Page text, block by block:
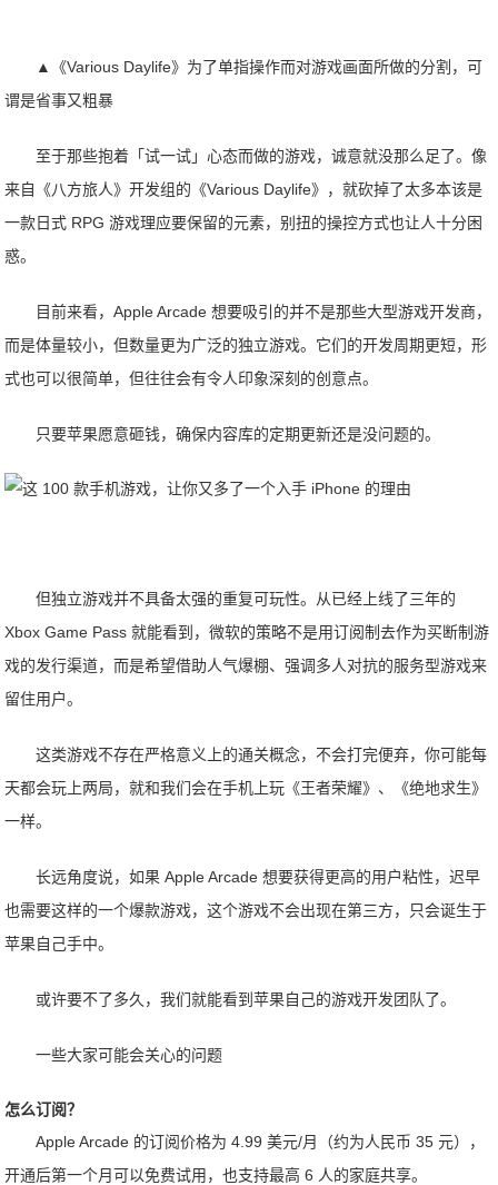
▲《Various Daylife》为了单指操作而对游戏画面所做的分割，可
谓是省事又粗暴
至于那些抱着「试一试」心态而做的游戏，诚意就没那么足了。像
来自《八方旅人》开发组的《Various Daylife》，就砍掉了太多本该是
一款日式 RPG 游戏理应要保留的元素，别扭的操控方式也让人十分困
惑。
目前来看，Apple Arcade 想要吸引的并不是那些大型游戏开发商，
而是体量较小，但数量更为广泛的独立游戏。它们的开发周期更短，形
式也可以很简单，但往往会有令人印象深刻的创意点。
只要苹果愿意砸钱，确保内容库的定期更新还是没问题的。
但独立游戏并不具备太强的重复可玩性。从已经上线了三年的
Xbox Game Pass 就能看到，微软的策略不是用订阅制去作为买断制游
戏的发行渠道，而是希望借助人气爆棚、强调多人对抗的服务型游戏来
留住用户。
这类游戏不存在严格意义上的通关概念，不会打完便弃，你可能每
天都会玩上两局，就和我们会在手机上玩《王者荣耀》、《绝地求生》
一样。
长远角度说，如果 Apple Arcade 想要获得更高的用户粘性，迟早
也需要这样的一个爆款游戏，这个游戏不会出现在第三方，只会诞生于
苹果自己手中。
或许要不了多久，我们就能看到苹果自己的游戏开发团队了。
一些大家可能会关心的问题
怎么订阅？
Apple Arcade 的订阅价格为 4.99 美元/月（约为人民币 35 元），
开通后第一个月可以免费试用，也支持最高 6 人的家庭共享。